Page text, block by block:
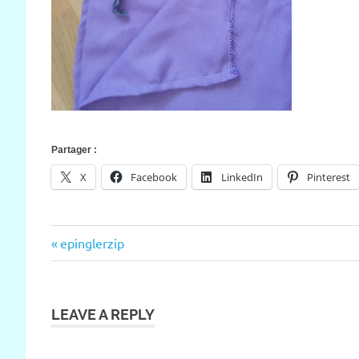
Partager :
X Facebook LinkedIn Pinterest
Navigation
l’article
Previous
Post:
epinglerzip
LEAVE A REPLY